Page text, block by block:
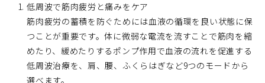
低周波で筋肉疲労と痛みをケア
筋肉疲労の蓄積を防ぐためには血液の循環を良い状態に保
つことが重要です。体に微弱な電流を流すことで筋肉を縮
めたり、緩めたりするポンプ作用で血液の流れを促進する
低周波治療を、肩、腰、ふくらはぎなど9つのモードから
選べます。